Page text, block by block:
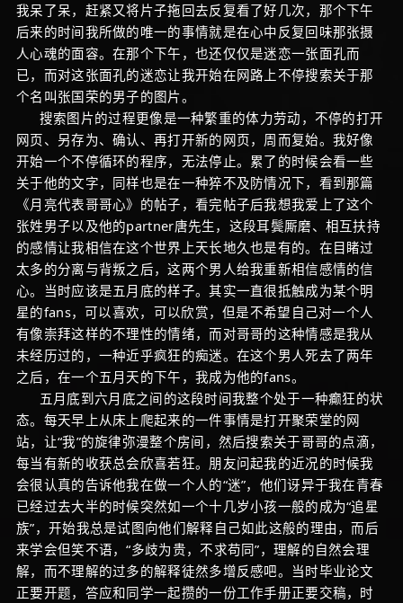
我呆了呆，赶紧又将片子拖回去反复看了好几次，那个下午
后来的时间我所做的唯一的事情就是在心中反复回味那张摄
人心魂的面容。在那个下午，也还仅仅是迷恋一张面孔而
已，而对这张面孔的迷恋让我开始在网路上不停搜索关于那
个名叫张国荣的男子的图片。
搜索图片的过程更像是一种繁重的体力劳动，不停的打开
网页、另存为、确认、再打开新的网页，周而复始。我好像
开始一个不停循环的程序，无法停止。累了的时候会看一些
关于他的文字，同样也是在一种猝不及防情况下，看到那篇
《月亮代表哥哥心》的帖子，看完帖子后我想我爱上了这个
张姓男子以及他的partner唐先生，这段耳鬓厮磨、相互扶持
的感情让我相信在这个世界上天长地久也是有的。在目睹过
太多的分离与背叛之后，这两个男人给我重新相信感情的信
心。当时应该是五月底的样子。其实一直很抵触成为某个明
星的fans，可以喜欢，可以欣赏，但是不希望自己对一个人
有像崇拜这样的不理性的情绪，而对哥哥的这种情感是我从
未经历过的，一种近乎疯狂的痴迷。在这个男人死去了两年
之后，在一个五月天的下午，我成为他的fans。
五月底到六月底之间的这段时间我整个处于一种癫狂的状
态。每天早上从床上爬起来的一件事情是打开聚荣堂的网
站，让“我”的旋律弥漫整个房间，然后搜索关于哥哥的点滴，
每当有新的收获总会欣喜若狂。朋友问起我的近况的时候我
会很认真的告诉他我在做一个人的“迷”，他们讶异于我在青春
已经过去大半的时候突然如一个十几岁小孩一般的成为“追星
族”，开始我总是试图向他们解释自己如此这般的理由，而后
来学会但笑不语，“多歧为贵，不求苟同”，理解的自然会理
解，而不理解的过多的解释徒然多增反感吧。当时毕业论文
正要开题，答应和同学一起攒的一份工作手册正要交稿，时